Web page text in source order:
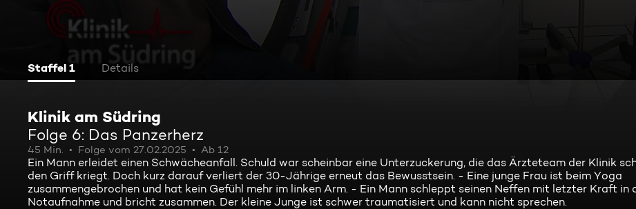
Staffel 1 Details
Klinik am Südring
Folge 6: Das Panzerherz
45 Min. Folge vom 27.02.2025 Ab 12
Ein Mann erleidet einen Schwächeanfall. Schuld war scheinbar eine Unterzuckerung, die das Ärzteteam der Klinik
den Griff kriegt. Doch kurz darauf verliert der 30-Jährige erneut das Bewusstsein. - Eine junge Frau ist beim Yoga
zusammengebrochen und hat kein Gefühl mehr im linken Arm. - Ein Mann schleppt seinen Neffen mit letzter Kraft in
Notaufnahme und bricht zusammen. Der kleine Junge ist schwer traumatisiert und kann nicht sprechen.